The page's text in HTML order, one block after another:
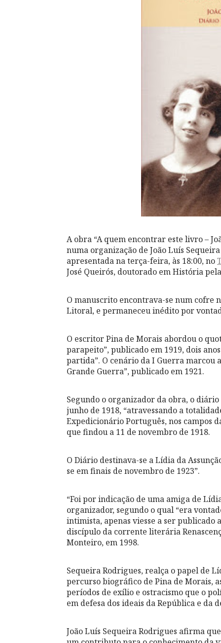
A obra “A quem encontrar este livro –
numa organização de João Luís
apresentada na terça-feira, às 18:00, no
José Queirós, doutorado em História
O manuscrito encontrava-se num cofre
Litoral, e permaneceu inédito por
O escritor Pina de Morais abordou o
parapeito”, publicado em 1919, dois
partida”. O cenário da I Guerra marcou
Grande Guerra”, publicado em 1921.
Segundo o organizador da obra, o
junho de 1918, “atravessando a
Expedicionário Português, nos campos
que findou a 11 de novembro de 1918.
O Diário destinava-se a Lídia da
se em finais de novembro de 1923”.
“Foi por indicação de uma amiga de
organizador, segundo o qual “era
intimista, apenas viesse a ser publicado
discípulo da corrente literária
Monteiro, em 1998.
Sequeira Rodrigues, realça o papel de
percurso biográfico de Pina de Morais,
períodos de exílio e ostracismo que o
em defesa dos ideais da República e da
João Luís Sequeira Rodrigues afirma